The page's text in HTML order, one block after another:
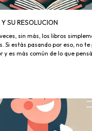
SU RESOLUCION
sin más, los libros
Si estás pasando por eso, no te
es más común de lo que